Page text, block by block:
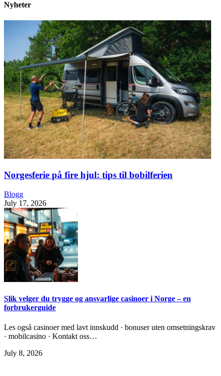
Nyheter
Norgesferie på fire hjul: tips til bobilferien
Blogg
July 17, 2026
Slik velger du trygge og ansvarlige casinoer i Norge – en
forbrukerguide
Les også casinoer med lavt innskudd · bonuser uten omsetningskrav
· mobilcasino · Kontakt oss…
July 8, 2026